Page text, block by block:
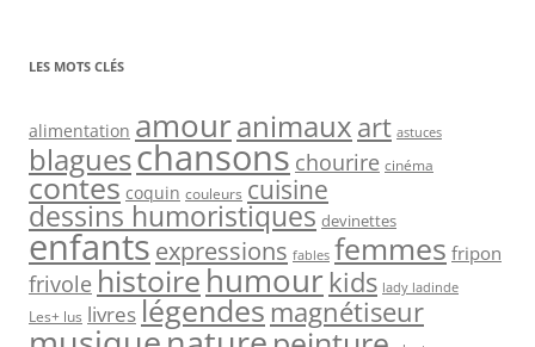
LES MOTS CLÉS
alimentation amouranimaux art astuces
blagueschansons chourire cinéma
contes coquin couleurs cuisine
dessins humoristiques devinettes
enfantsexpressions fables femmes fripon
frivole histoire humour kids lady ladinde
Les+ lus livreslégendes magnétiseur